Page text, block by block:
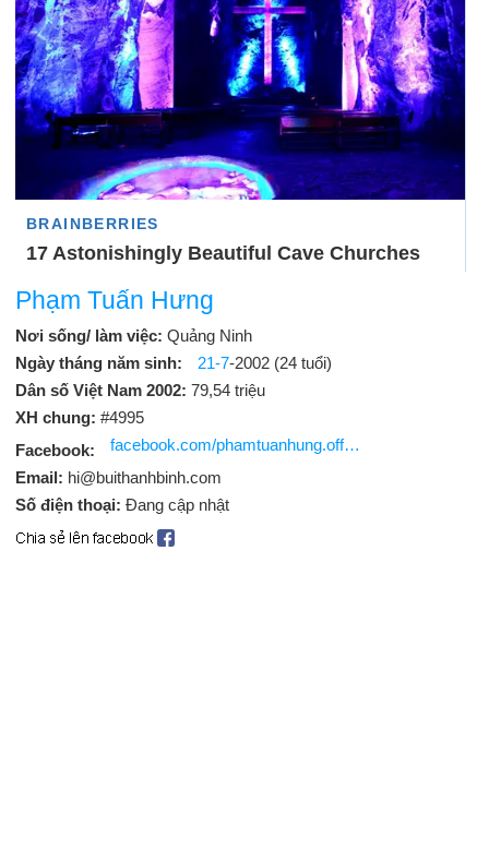
Phạm Tuấn Hưng
Nơi sống/ làm việc: Quảng Ninh
Ngày tháng năm sinh:
21-7-2002 (24 tuổi)
Dân số Việt Nam 2002: 79,54 triệu
XH chung: #4995
Facebook:
facebook.com/phamtuanhung.official
Email: hi@buithanhbinh.com
Số điện thoại: Đang cập nhật